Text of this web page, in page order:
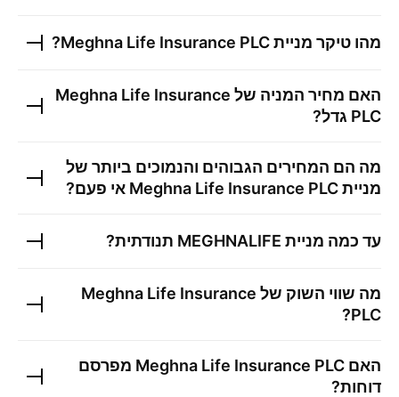
מהו טיקר מנייתMeghna Life Insurance PLC
?
האם מחיר המניה של Meghna Life Insurance
PLC גדל?
מה הם המחירים הגבוהים והנמוכים ביותר של
מנייתMeghna Life Insurance PLC אי פעם?
עד כמה מניית MEGHNALIFE תנודתית?
מה שווי השוק של Meghna Life Insurance
PLC
?
האם Meghna Life Insurance PLC מפרסם
דוחות?